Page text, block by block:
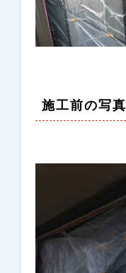
施工前の写真